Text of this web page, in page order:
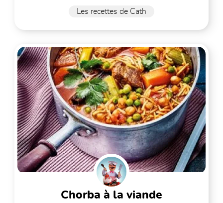
Les recettes de Cath
chorba à la viande